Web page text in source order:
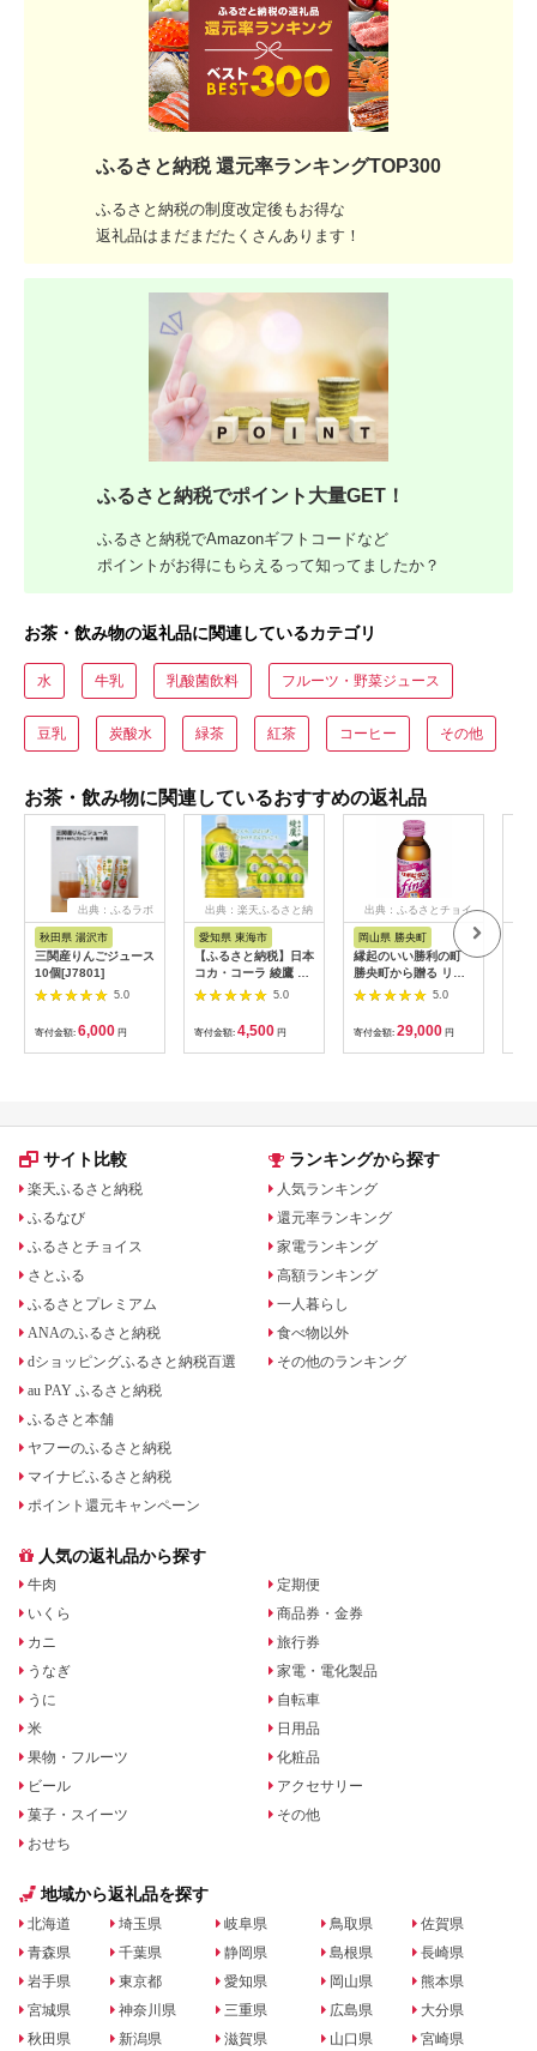
ふるさと納税 還元率ランキングTOP300
ふるさと納税の制度改定後もお得な
返礼品はまだまだたくさんあります！
ふるさと納税でポイント大量GET！
ふるさと納税でAmazonギフトコードなど
ポイントがお得にもらえるって知ってましたか？
お茶・飲み物の返礼品に関連しているカテゴリ
水 牛乳 乳酸菌飲料 フルーツ・野菜ジュース
豆乳 炭酸水 緑茶 紅茶 コーヒー その他
お茶・飲み物に関連しているおすすめの返礼品
出典：ふるラボ
秋田県 湯沢市
三関産りんごジュース
10個[J7801]
5.0
寄付金額: 6,000 円
出典：楽天ふるさと納
愛知県 東海市
【ふるさと納税】日本
コカ・コーラ 綾鷹 緑
茶 2L 6本 ペットボト
【1721645】
5.0
寄付金額: 4,500 円
出典：ふるさとチョイ
岡山県 勝央町
縁起のいい勝利の町
勝央町から贈る リポ
ビタンfine 50本セッ
ト 女性向け 大正製薬
医薬部外品 _S105
5.0
寄付金額: 29,000 円
サイト比較
楽天ふるさと納税
ふるなび
ふるさとチョイス
さとふる
ふるさとプレミアム
ANAのふるさと納税
dショッピングふるさと納税百選
au PAY ふるさと納税
ふるさと本舗
ヤフーのふるさと納税
マイナビふるさと納税
ポイント還元キャンペーン
ランキングから探す
人気ランキング
還元率ランキング
家電ランキング
高額ランキング
一人暮らし
食べ物以外
その他のランキング
人気の返礼品から探す
牛肉
いくら
カニ
うなぎ
うに
米
果物・フルーツ
ビール
菓子・スイーツ
おせち
定期便
商品券・金券
旅行券
家電・電化製品
自転車
日用品
化粧品
アクセサリー
その他
地域から返礼品を探す
北海道
青森県
岩手県
宮城県
秋田県
埼玉県
千葉県
東京都
神奈川県
新潟県
岐阜県
静岡県
愛知県
三重県
滋賀県
鳥取県
島根県
岡山県
広島県
山口県
佐賀県
長崎県
熊本県
大分県
宮崎県